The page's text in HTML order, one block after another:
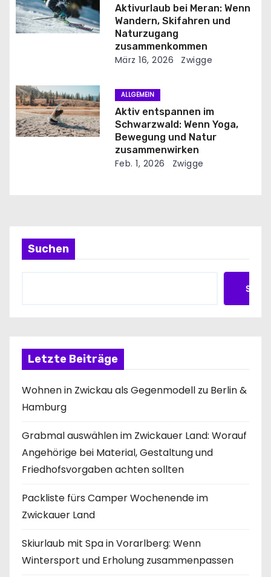
t
n
Aktivurlaub bei Meran: Wenn
Wandern, Skifahren und
Naturzugang
zusammenkommen
März 16, 2026 Zwigge
ALLGEMEIN
Aktiv entspannen im
Schwarzwald: Wenn Yoga,
Bewegung und Natur
zusammenwirken
Feb. 1, 2026 Zwigge
Suchen
Letzte Beiträge
Wohnen in Zwickau als Gegenmodell zu Berlin &
Hamburg
Grabmal auswählen im Zwickauer Land: Worauf
Angehörige bei Material, Gestaltung und
Friedhofsvorgaben achten sollten
Packliste fürs Camper Wochenende im
Zwickauer Land
Skiurlaub mit Spa in Vorarlberg: Wenn
Wintersport und Erholung zusammenpassen